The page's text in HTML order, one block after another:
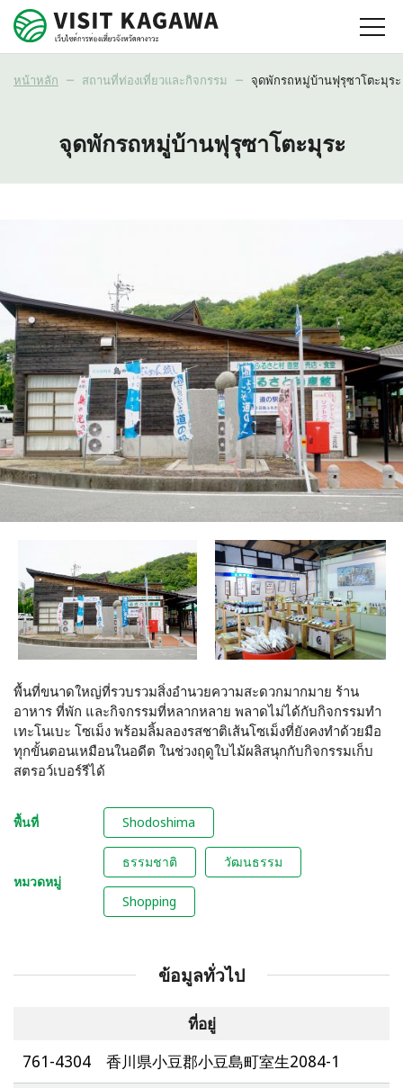
หน้าหลัก สถานที่ท่องเที่ยวและกิจกรรม จุดพักรถหมู่บ้านฟุรุซาโตะมุระ
จุดพักรถหมู่บ้านฟุรุซาโตะมุระ
พื้นที่ขนาดใหญ่ที่รวบรวมสิ่งอำนวยความสะดวกมากมาย ร้าน
อาหาร ที่พัก และกิจกรรมที่หลากหลาย พลาดไม่ได้กับกิจกรรมทำ
เทะโนเบะ โซเม็ง พร้อมลิ้มลองรสชาติเส้นโซเม็งที่ยังคงทำด้วยมือ
ทุกขั้นตอนเหมือนในอดีต ในช่วงฤดูใบไม้ผลิสนุกกับกิจกรรมเก็บ
สตรอว์เบอร์รีได้
พื้นที่ Shodoshima
หมวดหมู่
ธรรมชาติ วัฒนธรรม
Shopping
ข้อมูลทั่วไป
ที่อยู่
761-4304 香川県小豆郡小豆島町室生2084-1